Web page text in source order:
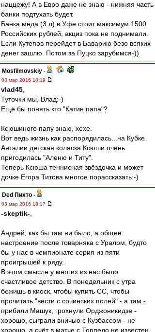
наццежу! А в Евро даже не знаю - нижняя часть
банки подтухать будет.
Банка меда (3 л) в Уфе стоит максимум 1500
Российских рублей, акциз пока не поднимали.
Если Кутепов перейдет в Баварию безо всяких
денег зашлю. Потом за Пуцко зарубимся-))
Mosfilmovskiy -
03 мар 2016 18:19
vlad45
Туточки мы, Влад:-)
Ещё бы понять кто "Катин папа"?
Ксюшиного папу знаю, хехе.
Вот ведь жизнь как распорядилась...на Кубке
Анталии детская коляска Ксюши очень
пригодилась "Аленю и Титу".
Теперь Ксюша теннисная звёздочка и может
дочке Егора Титова многое порассказать:-)
Ded Пихто -
03 мар 2016 18:17
-skeptik-
Андрей, как бы там ни было, а общее
настроение после товарняка с Уралом, будто
бы у нас в чемпионате серия из пяти
проигрышей к ряду.
В этом смысле у многих из нас было
счастливое детство. В понедельник с утра
бежишь в киоск, чтобы купить СС, чтобы
прочитать "вести с сочинских полей" - а там -
прибили Машук, грохнули Орджоникидзе -
хорошо, сыграли вничью с Кузбассом - не
хорошо, а счёт в матче с Торпедо не известен,